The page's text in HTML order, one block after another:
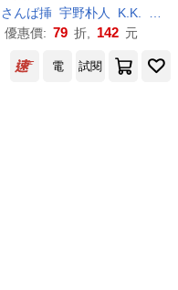
さんば挿 宇野朴人 K.K.
優惠價: 79 折, 142 元
電 試閱